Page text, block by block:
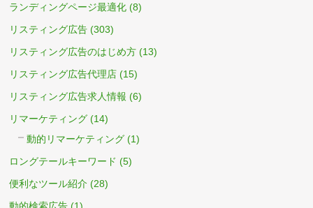
ランディングページ最適化 (8)
リスティング広告 (303)
リスティング広告のはじめ方 (13)
リスティング広告代理店 (15)
リスティング広告求人情報 (6)
リマーケティング (14)
動的リマーケティング (1)
ロングテールキーワード (5)
便利なツール紹介 (28)
動的検索広告 (1)